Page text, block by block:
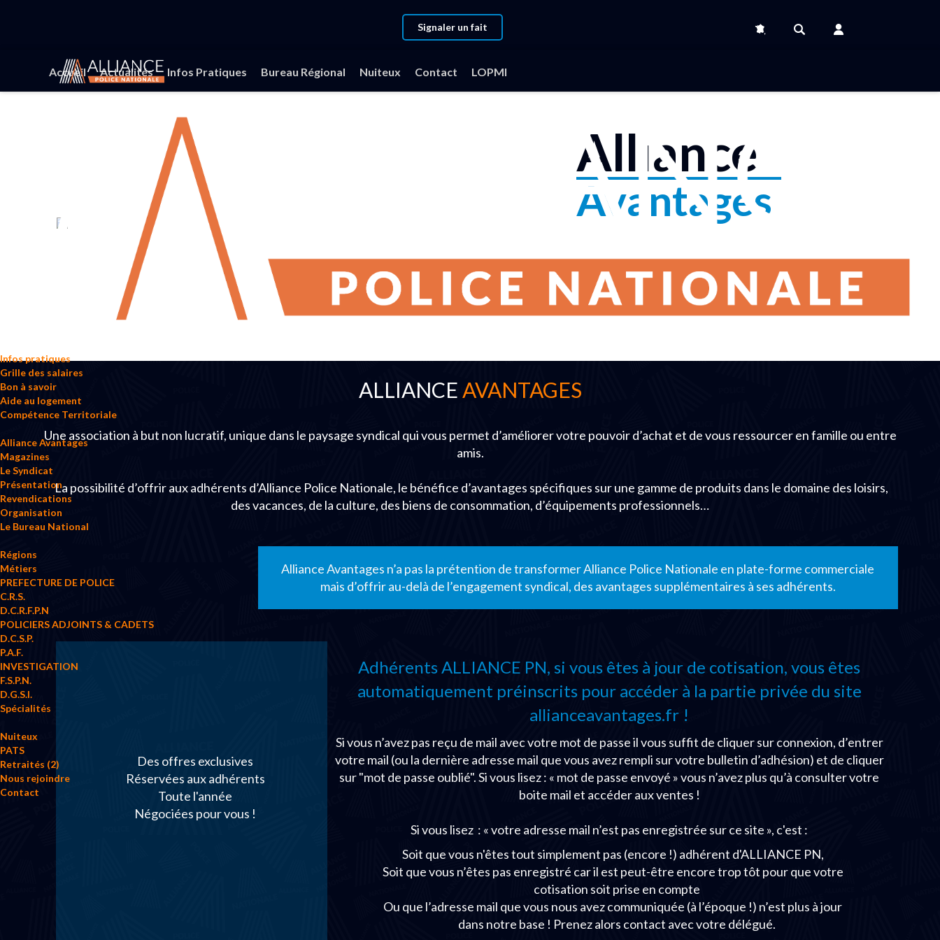
Signaler un fait
Accueil Actualités Infos Pratiques Bureau Régional Nuiteux Contact LOPMI
Infos pratiques
Grille des salaires
Bon à savoir
Aide au logement
Compétence Territoriale
Alliance Avantages
Magazines
Le Syndicat
Présentation
Revendications
Organisation
Le Bureau National
Régions
Métiers
PREFECTURE DE POLICE
C.R.S.
D.C.R.F.P.N
POLICIERS ADJOINTS & CADETS
D.C.S.P.
P.A.F.
INVESTIGATION
F.S.P.N.
D.G.S.I.
Spécialités
Nuiteux
PATS
Retraités (2)
Nous rejoindre
Contact
Alliance
Avantages
Se connecter
ALLIANCE AVANTAGES
Une association à but non lucratif, unique dans le paysage syndical qui vous permet d’améliorer votre pouvoir d’achat et de vous ressourcer en famille ou entre
amis.
La possibilité d’offrir aux adhérents d’Alliance Police Nationale, le bénéfice d’avantages spécifiques sur une gamme de produits dans le domaine des loisirs,
des vacances, de la culture, des biens de consommation, d’équipements professionnels…
Alliance Avantages n’a pas la prétention de transformer Alliance Police Nationale en plate-forme commerciale
mais d’offrir au-delà de l’engagement syndical, des avantages supplémentaires à ses adhérents.
Des offres exclusives
Réservées aux adhérents
Toute l'année
Négociées pour vous !
Adhérents ALLIANCE PN, si vous êtes à jour de cotisation, vous êtes
automatiquement préinscrits pour accéder à la partie privée du site
allianceavantages.fr !
Si vous n’avez pas reçu de mail avec votre mot de passe il vous suffit de cliquer sur connexion, d’entrer
votre mail (ou la dernière adresse mail que vous avez rempli sur votre bulletin d’adhésion) et de cliquer
sur "mot de passe oublié". Si vous lisez : « mot de passe envoyé » vous n’avez plus qu’à consulter votre
boite mail et accéder aux ventes !
Si vous lisez : « votre adresse mail n’est pas enregistrée sur ce site », c'est :
Soit que vous n'êtes tout simplement pas (encore !) adhérent d'ALLIANCE PN,
Soit que vous n’êtes pas enregistré car il est peut-être encore trop tôt pour que votre
cotisation soit prise en compte
Ou que l’adresse mail que vous nous avez communiquée (à l’époque !) n’est plus à jour
dans notre base ! Prenez alors contact avec votre délégué.